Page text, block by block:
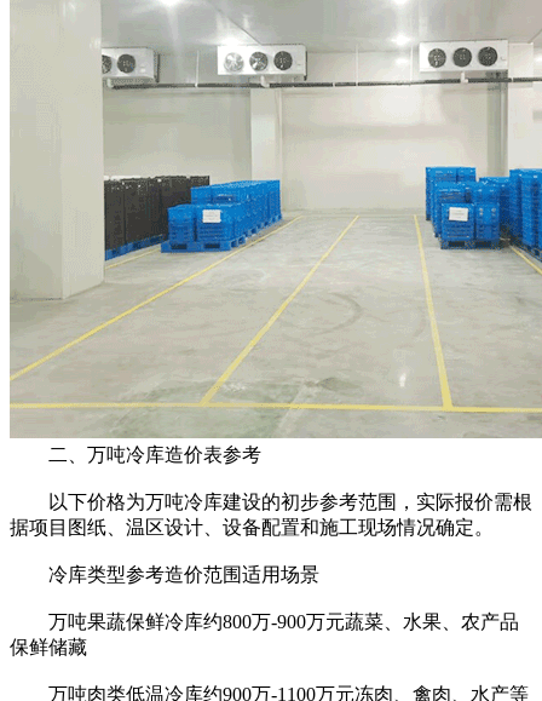
二、万吨冷库造价表参考
以下价格为万吨冷库建设的初步参考范围，实际报价需根
据项目图纸、温区设计、设备配置和施工现场情况确定。
冷库类型参考造价范围适用场景
万吨果蔬保鲜冷库约800万-900万元蔬菜、水果、农产品
保鲜储藏
万吨肉类低温冷库约900万-1100万元冻肉、禽肉、水产等